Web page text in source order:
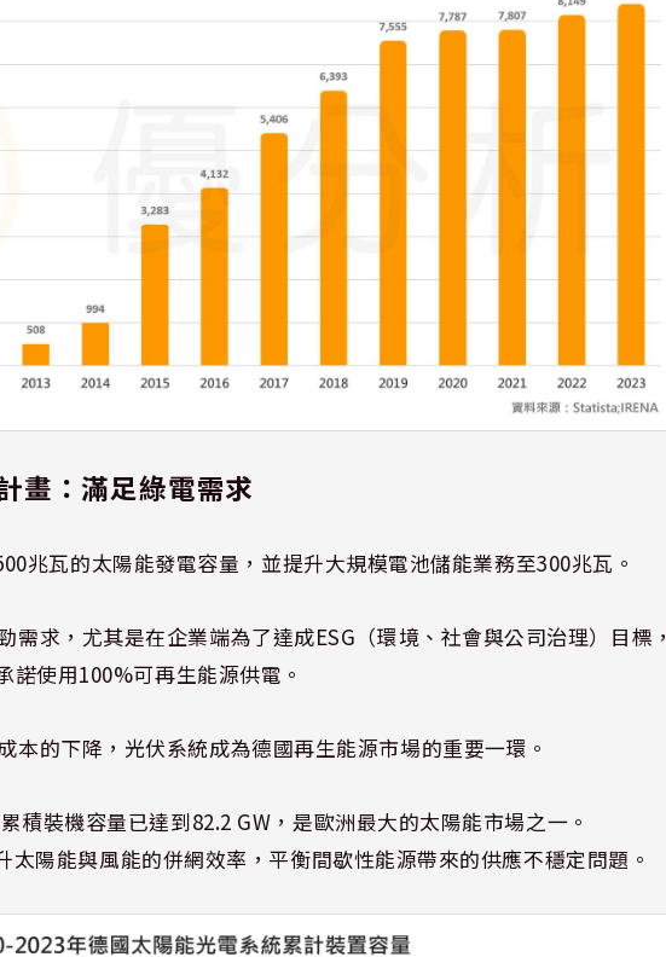
畫：滿足綠電需求
兆瓦的太陽能發電容量，並提升大規模電池儲能業務至300兆瓦。
需求，尤其是在企業端為了達成ESG（環境、社會與公司治理）目標，
諾使用100%可再生能源供電。
本的下降，光伏系統成為德國再生能源市場的重要一環。
積裝機容量已達到82.2 GW，是歐洲最大的太陽能市場之一。
陽能與風能的併網效率，平衡間歇性能源帶來的供應不穩定問題。